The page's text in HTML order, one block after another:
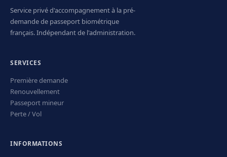
Service privé d'accompagnement à la pré-
demande de passeport biométrique
français. Indépendant de l'administration.
SERVICES
Première demande
Renouvellement
Passeport mineur
Perte / Vol
INFORMATIONS